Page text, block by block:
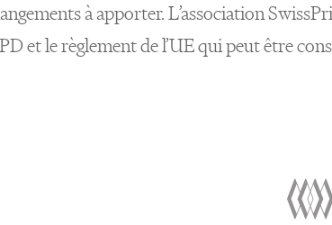
à apporter. L’association
et le règlement de l’UE qui peut être